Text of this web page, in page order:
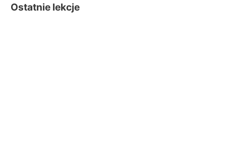
Ostatnie lekcje